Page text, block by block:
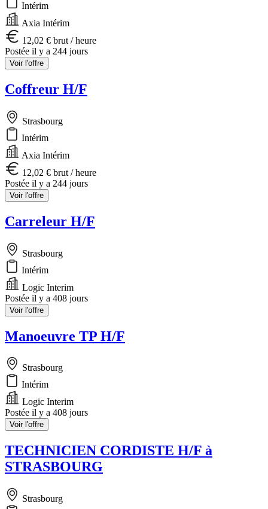
Intérim
Axia Intérim
12,02 € brut / heure
Postée il y a 244 jours
Voir l'offre
Coffreur H/F
Strasbourg
Intérim
Axia Intérim
12,02 € brut / heure
Postée il y a 244 jours
Voir l'offre
Carreleur H/F
Strasbourg
Intérim
Logic Interim
Postée il y a 408 jours
Voir l'offre
Manoeuvre TP H/F
Strasbourg
Intérim
Logic Interim
Postée il y a 408 jours
Voir l'offre
TECHNICIEN CORDISTE H/F à
STRASBOURG
Strasbourg